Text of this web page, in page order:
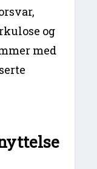
og
med